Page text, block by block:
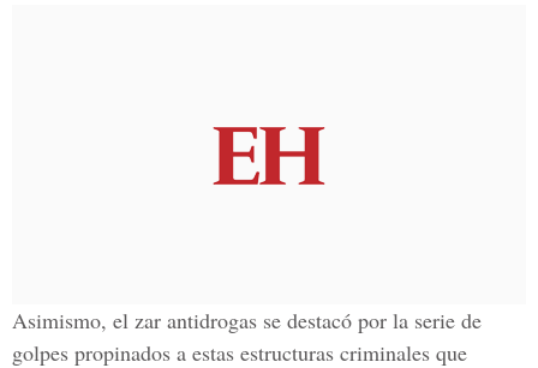
Asimismo, el zar antidrogas se destacó por la serie de
golpes propinados a estas estructuras criminales que